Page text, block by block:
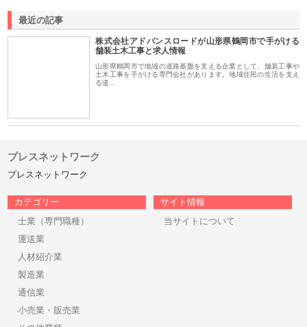
最近の記事
株式会社アドバンスロードが山形県鶴岡市で手がける
舗装土木工事と求人情報
山形県鶴岡市で地域の道路基盤を支える企業として、舗装工事や
土木工事を手がける専門会社があります。地域住民の生活を支え
る道…
プレスネットワーク
プレスネットワーク
カテゴリー
士業（専門職種）
運送業
人材紹介業
製造業
通信業
小売業・販売業
サイト情報
当サイトについて